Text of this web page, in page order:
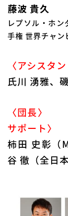
藤波 貴久
レプソル・ホ
手権 世界チャン
〈アシスタン
氏川 湧雅、
〈団長〉
サポート〉
柿田 史彰
谷 徹（全日